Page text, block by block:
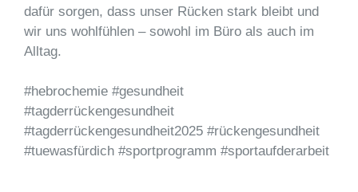
dafür sorgen, dass unser Rücken stark bleibt und
wir uns wohlfühlen – sowohl im Büro als auch im
Alltag.
#hebrochemie #gesundheit
#tagderrückengesundheit
#tagderrückengesundheit2025 #rückengesundheit
#tuewasfürdich #sportprogramm #sportaufderarbeit